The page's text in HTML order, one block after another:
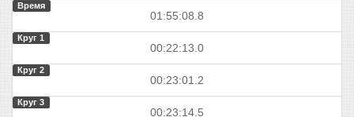
Время
01:55:08.8
Круг 1
00:22:13.0
Круг 2
00:23:01.2
Круг 3
00:23:14.5